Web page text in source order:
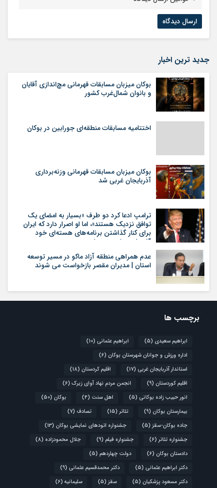
جدید ترین اخبار
بوکان میزبان مسابقات قهرمانی مچ‌اندازی آقایان
و بانوان شمال‌غرب کشور
اختتامیه مسابقات منطقه‌ای جورابین در بوکان
بوکان میزبان مسابقات قهرمانی وزنه‌برداری
آذربایجان غربی شد
ترامپ ادعا کرد دو طرف «بسیار به امضای یک
توافق نزدیک هستند»، اما او اصرار دارد که ایران
برای کنار گذاشتن برنامه‌های هسته‌ای خود
گام‌های بیشتری بردارد
عدم همراهی منطقه آزاد ماکو در مسیر توسعه
استان | مدیران مقصر بازخواست می شوند
برچسب ها
ابراهیم سعیدی (5) ابراهیم عثمانی (10)
اداره ورزش و جوانان شهرستان بوکان (6)
استاندار آذربایجان غربی (17) اقلیم کردستان (18)
اقلیم کوردستان (9) انجمن مردم نهاد آوای زیرک (6)
انور حبیب زاده بوکانی (5) اهل سنت (4) بوکان (50)
بیمارستان بوکان (9) تئاتر (15) تصادف (7)
جاده بوکان-سقز (5) جشنواره اتودهای نمایشی بوکان (13)
جشنواره تئاتر (6) جشنواره فیلم (9) جلال محمودزاده (8)
دادستان بوکان (6) دولت چهاردهم (5)
دکتر ابراهیم عثمانی (5) دکتر محمدقسیم عثمانی (9)
دکتر مسعود پزشکیان (5) سقز (5) سلیمانیه (6)